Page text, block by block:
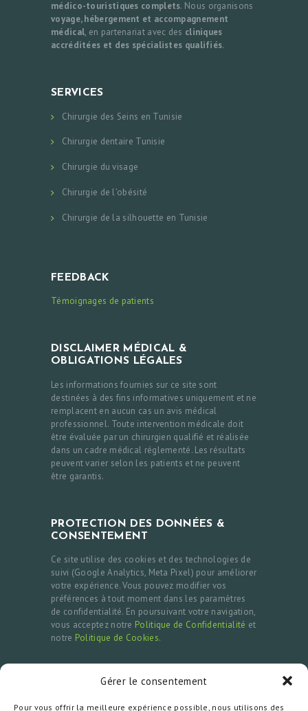
Gérer le consentement
Pour vous offrir la meilleure expérience possible, nous utilisons des
médico-touristiques complets. Nous organisons
voyage, hébergement et accompagnement
médical, en partenariat avec des cliniques
accréditées et des spécialistes qualifiés.
SERVICES
Chirurgie des Seins en Tunisie
Chirurgie dentaire Tunisie
Chirurgie du visage
Chirurgie de l’obésité
Chirurgie de la silhouette en Tunisie
FEEDBACK
Témoignages de patients
DISCLAIMER MÉDICAL &
OBLIGATIONS LÉGALES
Les informations fournies sur ce site sont
destinées à des fins informatives uniquement et ne
remplacent en aucun cas un avis médical
professionnel. Toute intervention médicale doit
être évaluée par un chirurgien qualifié et réalisée
dans un cadre médical réglementé. Les résultats
peuvent varier selon les patients et ne peuvent
être garantis.
PROTECTION DES DONNÉES &
CONSENTEMENT
Ce site utilise des cookies et des technologies de
suivi (Google Analytics, Meta Pixel) pour améliorer
votre expérience. Vous pouvez modifier vos
préférences à tout moment dans les paramètres
de confidentialité. En poursuivant votre navigation,
vous acceptez notre Politique de Confidentialité et
notre Politique de Cookies.
MENTIONS LÉGALES & CONTACTS